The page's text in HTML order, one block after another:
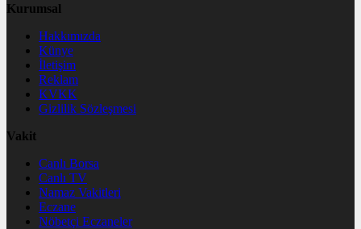
Kurumsal
Hakkımızda
Künye
İletişim
Reklam
KVKK
Gizlilik Sözleşmesi
Vakit
Canlı Borsa
Canlı TV
Namaz Vakitleri
Eczane
Nöbetçi Eczaneler